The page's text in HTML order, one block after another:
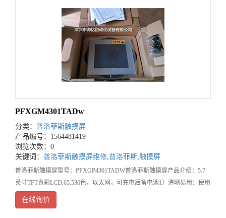
PFXGM4301TADw
分类： 普洛菲斯触摸屏
产品编号：1564481419
浏览次数：0
关键词： 普洛菲斯触摸屏维修,普洛菲斯,触摸屏
普洛菲斯触摸屏型号：PFXGP4301TADW普洛菲斯触摸屏产品介绍：5.7
英寸TFT真彩LCD,65.536色，以太网，可充电后备电池1）清晰易用：使用
3D仿真部件，操作人员能轻松对运行状况和运行环境实施监控。2）节能
环保：GP4000系
在线询价